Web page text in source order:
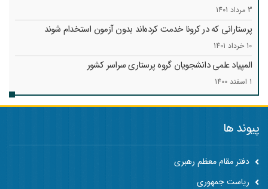
3 مرداد 1401
پرستارانی که در کرونا خدمت کرد‌ه‌اند بدون آزمون استخدام شوند
10 خرداد 1401
المپیاد علمی دانشجویان گروه پرستاری سراسر کشور
1 اسفند 1400
پیوند ها
دفتر مقام معظم رهبری
ریاست جمهوری